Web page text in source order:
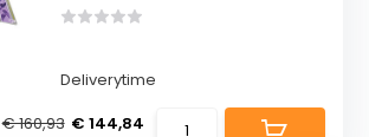
Deliverytime
€ 160,93 € 144,84